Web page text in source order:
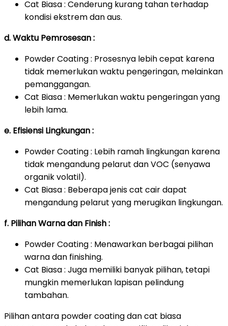
Cat Biasa : Cenderung kurang tahan terhadap
kondisi ekstrem dan aus.
d. Waktu Pemrosesan :
Powder Coating : Prosesnya lebih cepat karena
tidak memerlukan waktu pengeringan, melainkan
pemanggangan.
Cat Biasa : Memerlukan waktu pengeringan yang
lebih lama.
e. Efisiensi Lingkungan :
Powder Coating : Lebih ramah lingkungan karena
tidak mengandung pelarut dan VOC (senyawa
organik volatil).
Cat Biasa : Beberapa jenis cat cair dapat
mengandung pelarut yang merugikan lingkungan.
f. Pilihan Warna dan Finish :
Powder Coating : Menawarkan berbagai pilihan
warna dan finishing.
Cat Biasa : Juga memiliki banyak pilihan, tetapi
mungkin memerlukan lapisan pelindung
tambahan.
Pilihan antara powder coating dan cat biasa